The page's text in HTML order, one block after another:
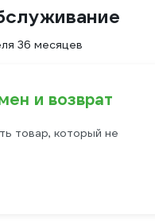
36 месяцев
и возврат
товар, который не